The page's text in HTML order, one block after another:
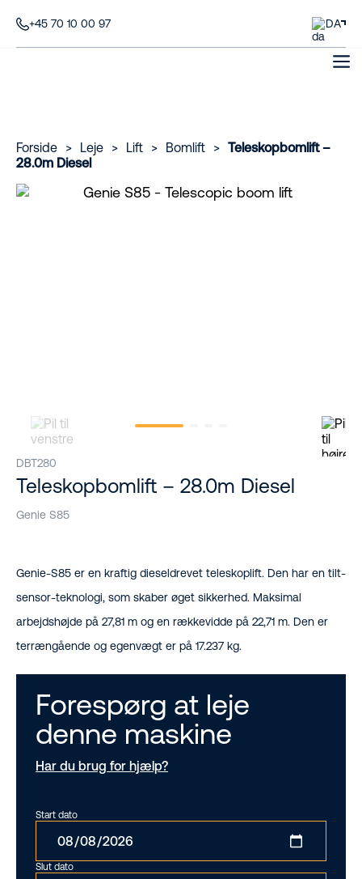
+45 70 10 00 97 DA
Forside > Leje > Lift > Bomlift > Teleskopbomlift –
28.0m Diesel
DBT280
Teleskopbomlift – 28.0m Diesel
Genie S85
Genie-S85 er en kraftig dieseldrevet teleskoplift. Den har en tilt-
sensor-teknologi, som skaber øget sikkerhed. Maksimal
arbejdshøjde på 27,81 m og en rækkevidde på 22,71 m. Den er
terrængående og egenvægt er på 17.237 kg.
Forespørg at leje
denne maskine
Har du brug for hjælp?
Start dato
Slut dato